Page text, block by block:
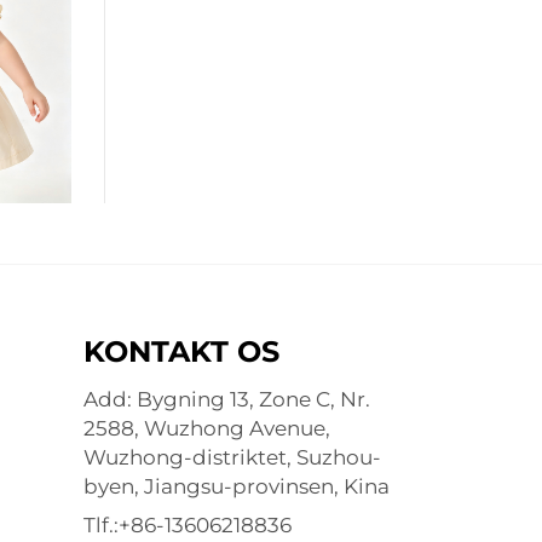
KONTAKT OS
Add: Bygning 13, Zone C, Nr.
2588, Wuzhong Avenue,
Wuzhong-distriktet, Suzhou-
byen, Jiangsu-provinsen, Kina
Tlf.:+86-13606218836